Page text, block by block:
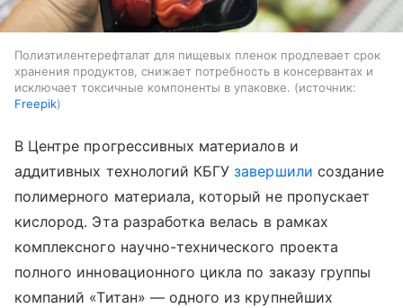
Полиэтилентерефталат для пищевых пленок продлевает срок
хранения продуктов, снижает потребность в консервантах и
исключает токсичные компоненты в упаковке.
источник:
Freepik
В Центре прогрессивных материалов и
аддитивных технологий КБГУзавершили создание
полимерного материала, который не пропускает
кислород. Эта разработка велась в рамках
комплексного научно-технического проекта
полного инновационного цикла по заказу группы
компаний «Титан» — одного из крупнейших